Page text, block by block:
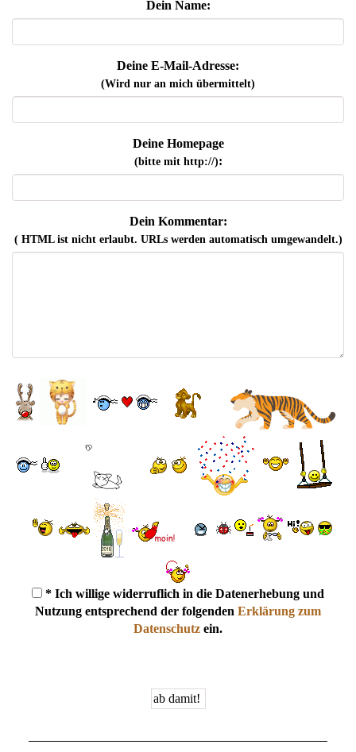
Dein Name:
Deine E-Mail-Adresse:
(Wird nur an mich übermittelt)
Deine Homepage
(bitte mit http://):
Dein Kommentar:
( HTML ist nichterlaubt. URLs werden automatisch umgewandelt.)
* Ich willige widerruflich in die Datenerhebung und
Nutzung entsprechend der folgenden Erklärung zum
Datenschutz ein.